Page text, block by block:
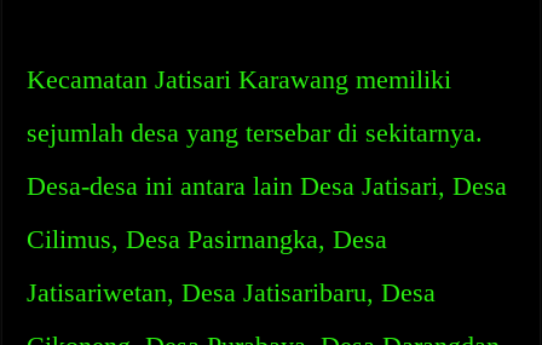
Kecamatan Jatisari Karawang memiliki
sejumlah desa yang tersebar di sekitarnya.
Desa-desa ini antara lain Desa Jatisari, Desa
Cilimus, Desa Pasirnangka, Desa
Jatisariwetan, Desa Jatisaribaru, Desa